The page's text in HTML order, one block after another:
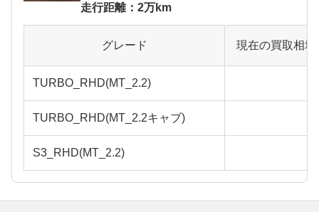
走行距離：2万km
グレード 現在の買取相
TURBO_RHD(MT_2.2)
TURBO_RHD(MT_2.2キャブ)
S3_RHD(MT_2.2)